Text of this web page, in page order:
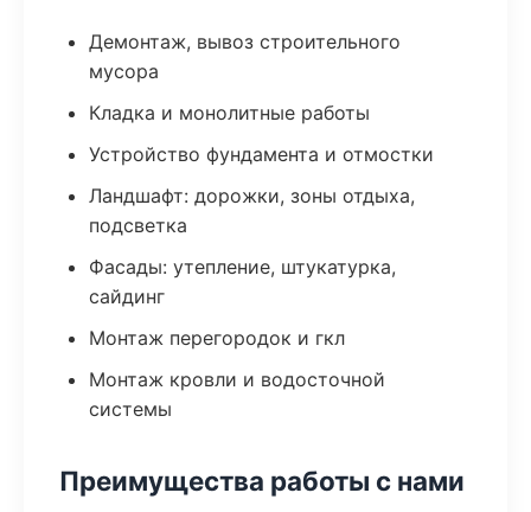
Демонтаж, вывоз строительного
мусора
Кладка и монолитные работы
Устройство фундамента и отмостки
Ландшафт: дорожки, зоны отдыха,
подсветка
Фасады: утепление, штукатурка,
сайдинг
Монтаж перегородок и гкл
Монтаж кровли и водосточной
системы
Преимущества работы с нами